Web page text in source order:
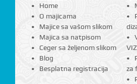
Home
O majicama
Majice sa vašom slikom
Majica sa natpisom
Ceger sa željenom slikom
Blog
Besplatna registracija
za